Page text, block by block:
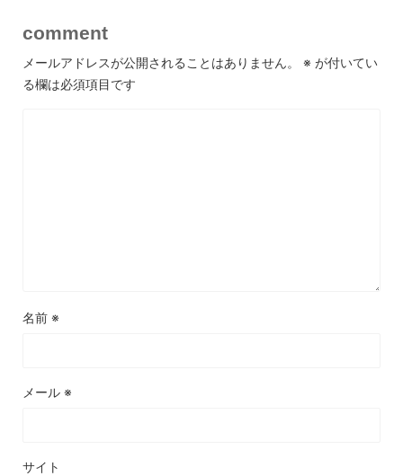
comment
メールアドレスが公開されることはありません。 ※ が付いてい
る欄は必須項目です
名前 ※
メール ※
サイト